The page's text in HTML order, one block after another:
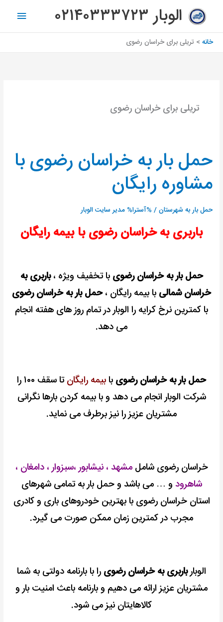
محتوا
الوبار ۰۲۱۴۰۳۳۳۷۲۳
اصلی
خانه تریلی برای خراسان رضوی
تریلی برای خراسان رضوی
حمل بار به خراسان رضوی با
مشاوره رایگان
حمل بار به شهرستان/ %آسترا% مدیر سایت الوبار
باربری به خراسان رضوی با بیمه رایگان
حمل بار به خراسان رضوی با تخفیف ویژه ،باربری به
خراسان شمالی با بیمه رایگان ،حمل بار به خراسان رضوی
با کمترین نرخ کرایه را الوبار در تمام روز های هفته انجام
می دهد.
حمل بار به خراسان رضوی بابیمه رایگان
تا سقف ۱۰۰ را
شرکت الوبار انجام می دهد و با بیمه کردن بارها نگرانی
مشتریان عزیز را نیز برطرف می نماید.
خراسان رضوی شاملمشهد ، نیشابور ،سبزوار ، دامغان ،
شاهرود و … می باشد وحمل بار به تمامی شهرهای
استان خراسان رضوی با بهترین خودروهای باری و کادری
مجرب در کمترین زمان ممکن صورت می گیرد.
الوبارباربری به خراسان رضوی را با بارنامه دولتی به شما
مشتریان عزیز ارائه می دهیم و بارنامه باعث امنیت بار و
کالاهایتان نیز می شود.
حمل
بار
به
خراسان
رضوی
مشاوره
رایگان